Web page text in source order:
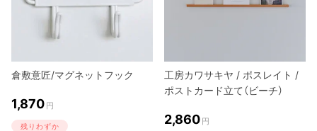
倉敷意匠/マグネットフック
1,870 円
残りわずか
工房カワサキヤ / ポスレイト /
ポストカード立て（ビーチ）
2,860 円